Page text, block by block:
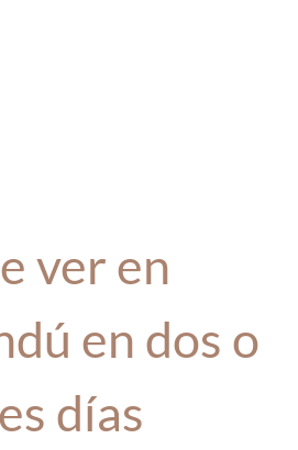
ver en
en dos o
días